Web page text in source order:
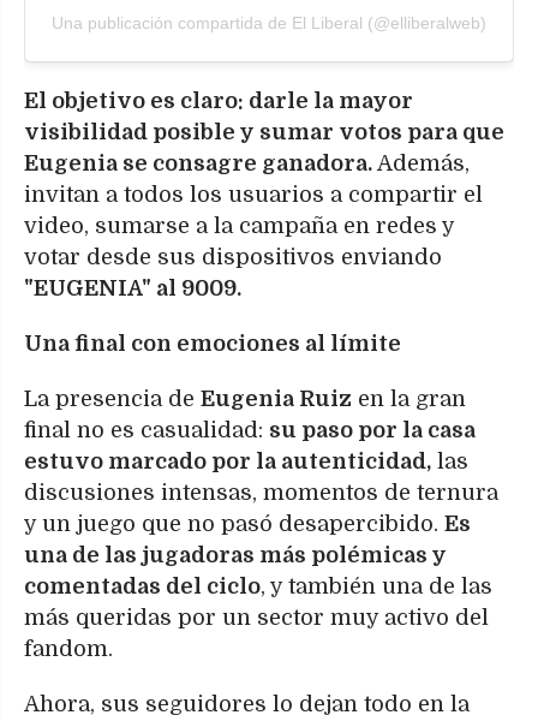
Una publicación compartida de El Liberal (@elliberalweb)
El objetivo es claro: darle la mayor
visibilidad posible y sumar votos para que
Eugenia se consagre ganadora. Además,
invitan a todos los usuarios a compartir el
video, sumarse a la campaña en redes y
votar desde sus dispositivos enviando
"EUGENIA" al 9009.
Una final con emociones al límite
La presencia de Eugenia Ruiz en la gran
final no es casualidad: su paso por la casa
estuvo marcado por la autenticidad, las
discusiones intensas, momentos de ternura
y un juego que no pasó desapercibido. Es
una de las jugadoras más polémicas y
comentadas del ciclo, y también una de las
más queridas por un sector muy activo del
fandom.
Ahora, sus seguidores lo dejan todo en la